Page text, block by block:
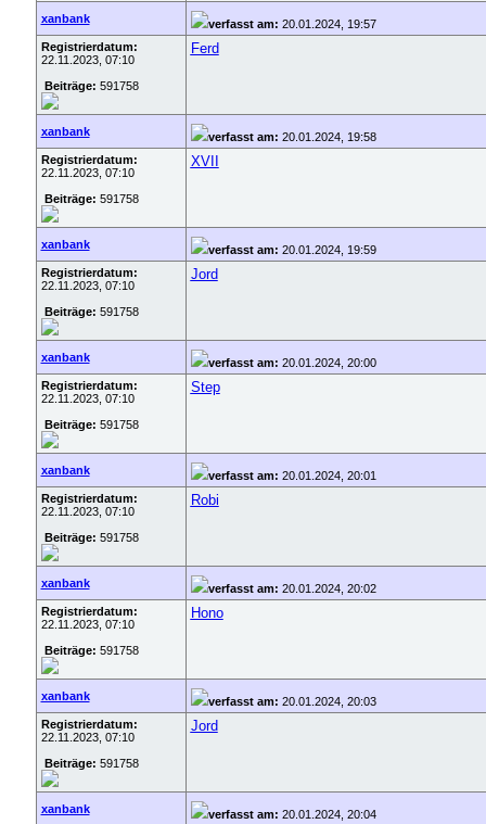
xanbank verfasst am: 20.01.2024, 19:57
Registrierdatum:
22.11.2023, 07:10
Beiträge: 591758
Ferd
xanbank verfasst am: 20.01.2024, 19:58
Registrierdatum:
22.11.2023, 07:10
Beiträge: 591758
XVII
xanbank verfasst am: 20.01.2024, 19:59
Registrierdatum:
22.11.2023, 07:10
Beiträge: 591758
Jord
xanbank verfasst am: 20.01.2024, 20:00
Registrierdatum:
22.11.2023, 07:10
Beiträge: 591758
Step
xanbank verfasst am: 20.01.2024, 20:01
Registrierdatum:
22.11.2023, 07:10
Beiträge: 591758
Robi
xanbank verfasst am: 20.01.2024, 20:02
Registrierdatum:
22.11.2023, 07:10
Beiträge: 591758
Hono
xanbank verfasst am: 20.01.2024, 20:03
Registrierdatum:
22.11.2023, 07:10
Beiträge: 591758
Jord
xanbank verfasst am: 20.01.2024, 20:04